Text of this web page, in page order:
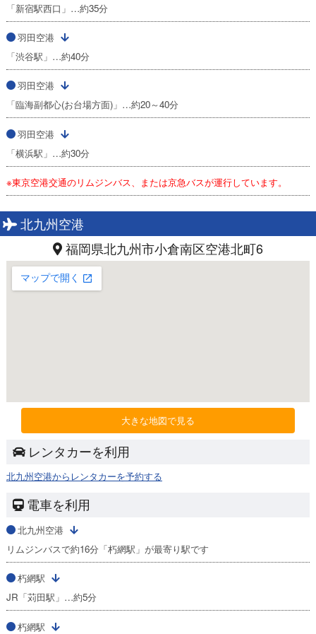
「新宿駅西口」…約35分
羽田空港
「渋谷駅」…約40分
羽田空港
「臨海副都心(お台場方面)」…約20～40分
羽田空港
「横浜駅」…約30分
※東京空港交通のリムジンバス、または京急バスが運行しています。
北九州空港
福岡県北九州市小倉南区空港北町6
大きな地図で見る
レンタカーを利用
北九州空港からレンタカーを予約する
電車を利用
北九州空港
リムジンバスで約16分「朽網駅」が最寄り駅です
朽網駅
JR「苅田駅」…約5分
朽網駅